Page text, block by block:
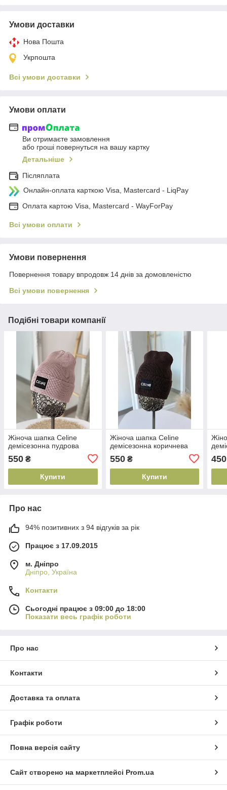
Умови доставки
Нова Пошта
Укрпошта
Всі умови доставки
Умови оплати
Ви отримаєте замовлення
або гроші повернуться на вашу картку
Детальніше
Післяплата
Онлайн-оплата карткою Visa, Mastercard - LiqPay
Оплата картою Visa, Mastercard - WayForPay
Всі умови оплати
Умови повернення
Повернення товару впродовж 14 днів за домовленістю
Всі умови повернення
Подібні товари компанії
Жіноча шапка Celine
демісезонна пудрова
550 ₴
Купити
Жіноча шапка Celine
демісезонна коричнева
550₴
Купити
450
Про нас
94% позитивних з 94 відгуків за рік
Працює з 17.09.2015
м. Дніпро
Дніпро, Україна
Контакти
Сьогодні працює з 09:00 до 18:00
Показати весь графік роботи
Про нас
Контакти
Доставка та оплата
Графік роботи
Повна версія сайту
Сайт створено на маркетплейсі Prom.ua